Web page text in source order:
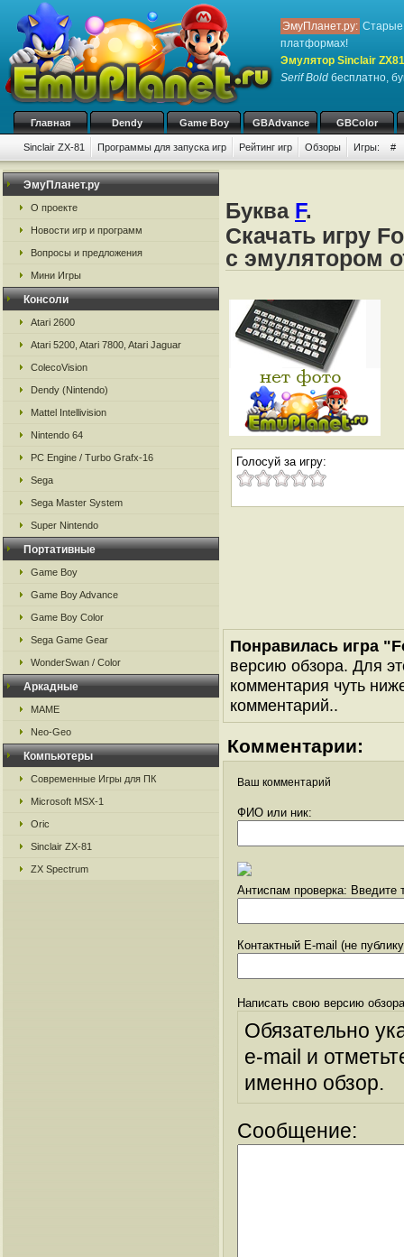
ЭмуПланет.ру: Старые
платформах!
Эмулятор Sinclair ZX81
Serif Bold бесплатно,
Главная Dendy Game Boy GBAdvance GBColor
Sinclair ZX-81 Программы для запуска игр Рейтинг игр Обзоры Игры: #
ЭмуПланет.ру
О проекте
Новости игр и программ
Вопросы и предложения
Мини Игры
Консоли
Atari 2600
Atari 5200, Atari 7800, Atari Jaguar
ColecoVision
Dendy (Nintendo)
Mattel Intellivision
Nintendo 64
PC Engine / Turbo Grafx-16
Sega
Sega Master System
Super Nintendo
Портативные
Game Boy
Game Boy Advance
Game Boy Color
Sega Game Gear
WonderSwan / Color
Аркадные
MAME
Neo-Geo
Компьютеры
Современные Игры для ПК
Microsoft MSX-1
Oric
Sinclair ZX-81
ZX Spectrum
Буква F.
Скачать игру
с эмулятором
Голосуй за игру:
Понравилась игра
версию обзора. Для
комментария чуть
комментарий..
Комментарии:
Ваш комментарий
ФИО или ник:
Антиспам проверка: Введите
Контактный E-mail (не
Написать свою версию
Обязательно
e-mail и
именно обзор.
Сообщение: